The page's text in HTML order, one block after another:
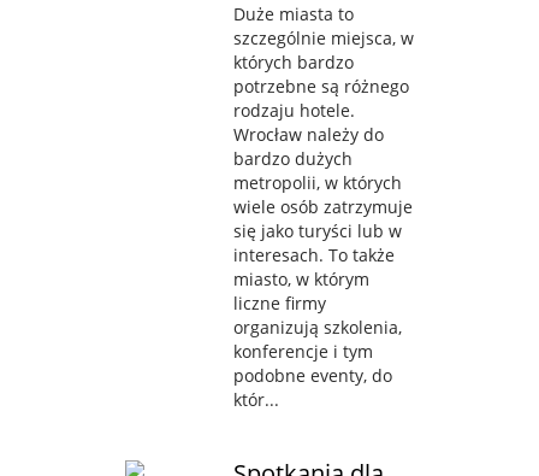
Duże miasta to
szczególnie miejsca, w
których bardzo
potrzebne są różnego
rodzaju hotele.
Wrocław należy do
bardzo dużych
metropolii, w których
wiele osób zatrzymuje
się jako turyści lub w
interesach. To także
miasto, w którym
liczne firmy
organizują szkolenia,
konferencje i tym
podobne eventy, do
któr...